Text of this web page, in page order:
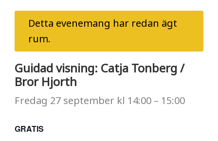
Detta evenemang har redan ägt
rum.
Guidad visning: Catja Tonberg /
Bror Hjorth
Fredag 27 september kl 14:00 – 15:00
GRATIS